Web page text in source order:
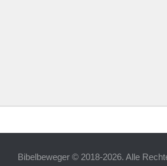
Bibelbeweger © 2018-2026. Alle